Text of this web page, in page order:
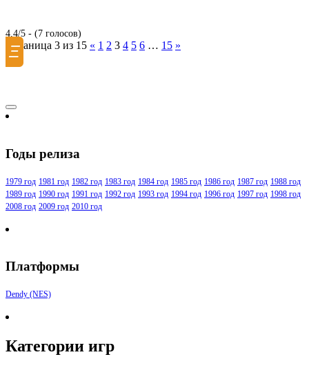
4.4/5 - (7 голосов)
Страница 3 из 15 « 1 2 3 4 5 6 … 15 »
Ξ
Годы релиза
1979 год 1981 год 1982 год 1983 год 1984 год 1985 год 1986 год 1987 год 1988 год
1989 год 1990 год 1991 год 1992 год 1993 год 1994 год 1996 год 1997 год 1998 год
2008 год 2009 год 2010 год
Платформы
Dendy (NES)
Категории игр